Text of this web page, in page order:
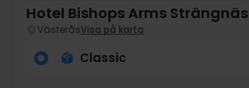
Hotel Bishops Arms Strängnäs
VästeråsVisa på karta
Classic